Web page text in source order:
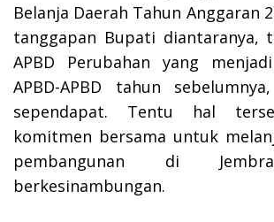
Belanja Daerah Tahun Anggaran
tanggapan Bupati diantaranya,
APBD Perubahan yang
APBD-APBD tahun
sependapat. Tentu hal
komitmen bersama untuk
pembangunan di
berkesinambungan.